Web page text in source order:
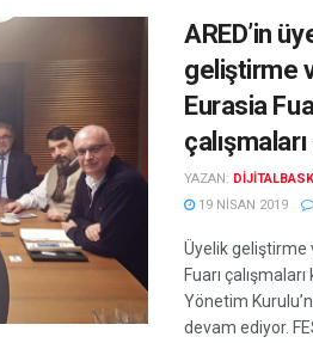
ARED’in
geliştirme
Eurasia
YAZAN:
19 NISAN 2019
Üyelik geliştirme
Fuarı
Yönetim
devam ediyor.